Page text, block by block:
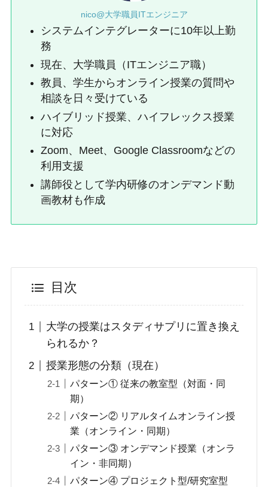
nico@大学職員ITエンジニア
システムインテグレーターに10年以上勤
務
現在、大学職員（ITエンジニア職）
教員、学生からオンライン授業の質問や
相談を日々受けている
ハイブリッド授業、ハイフレックス授業
に対応
Zoom、Meet、Google Classroomなどの
利用支援
講師役として学内研修のオンデマンド動
画教材も作成
目次
大学の授業はスタディサプリに置き換え
られるか？
授業形態の分類（現在）
パターン① 従来の教室型（対面・同
期）
パターン② リアルタイムオンライン授
業（オンライン・同期）
パターン③ オンデマンド授業（オンラ
イン・非同期）
パターン④ プロジェクト型/研究室型